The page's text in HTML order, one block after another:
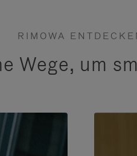
RIMOWA
Wege, um